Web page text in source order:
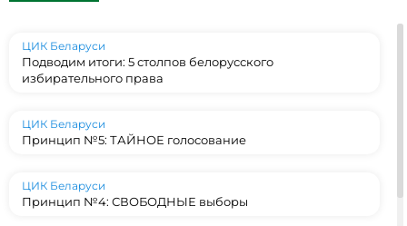
ЦИК Беларуси
Подводим итоги: 5 столпов белорусского
избирательного права
ЦИК Беларуси
Принцип №5: ТАЙНОЕ голосование
ЦИК Беларуси
Принцип №4: СВОБОДНЫЕ выборы